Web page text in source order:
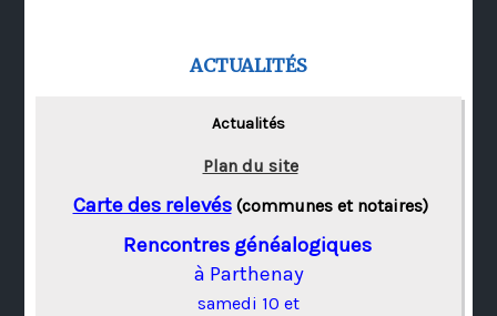
ACTUALITÉS
Actualités
Plan du site
Carte des relevés(communes et notaires)
Rencontres généalogiques
à Parthenay
samedi 10 et